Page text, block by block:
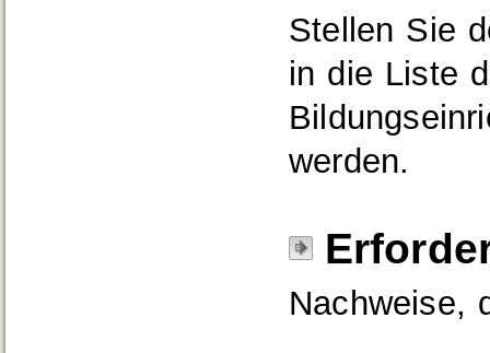
Stellen Sie
in die Liste
werden.
Nachweise,